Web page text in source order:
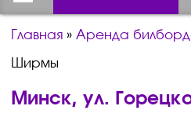
Главная »Аренда
Ширмы
Минск, ул.